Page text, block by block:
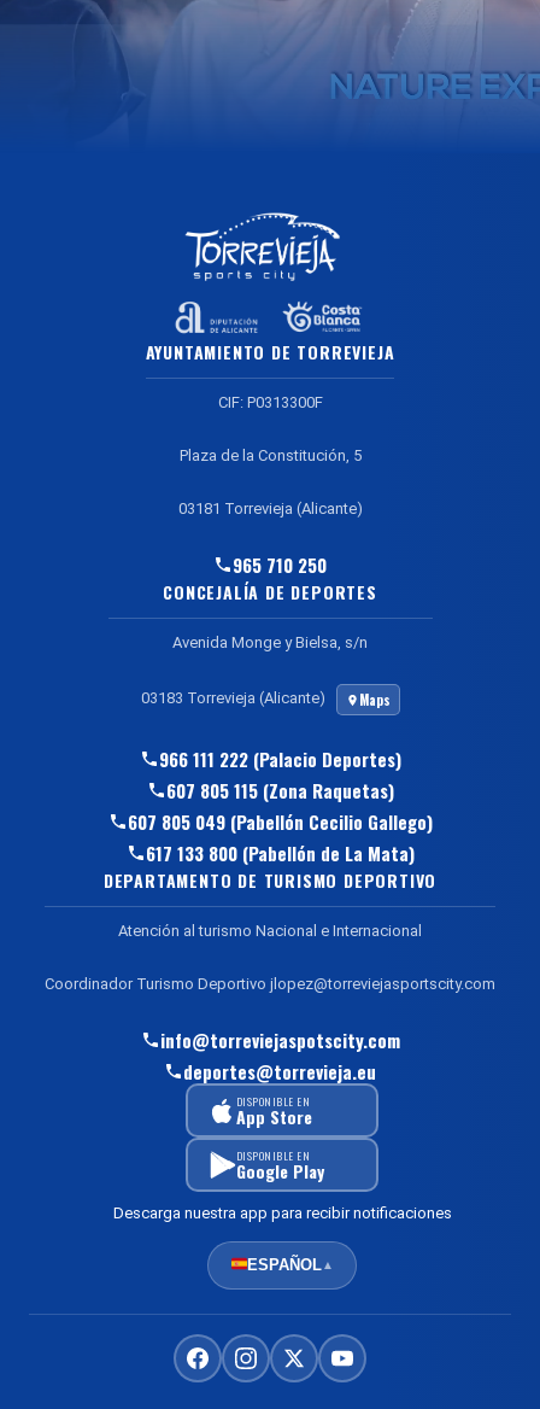
AYUNTAMIENTO DE TORREVIEJA
CIF: P0313300F
Plaza de la Constitución, 5
03181 Torrevieja (Alicante)
965 710 250
CONCEJALÍA DE DEPORTES
Avenida Monge y Bielsa, s/n
03183 Torrevieja (Alicante) Maps
966 111 222 (Palacio Deportes)
607 805 115 (Zona Raquetas)
607 805 049 (Pabellón Cecilio Gallego)
617 133 800 (Pabellón de La Mata)
DEPARTAMENTO DE TURISMO DEPORTIVO
Atención al turismo Nacional e Internacional
Coordinador Turismo Deportivo jlopez@torreviejasportscity.com
info@torreviejaspotscity.com
deportes@torrevieja.eu
DISPONIBLE EN
App Store
DISPONIBLE EN
Google Play
Descarga nuestra app para recibir notificaciones
ESPAÑOL▲